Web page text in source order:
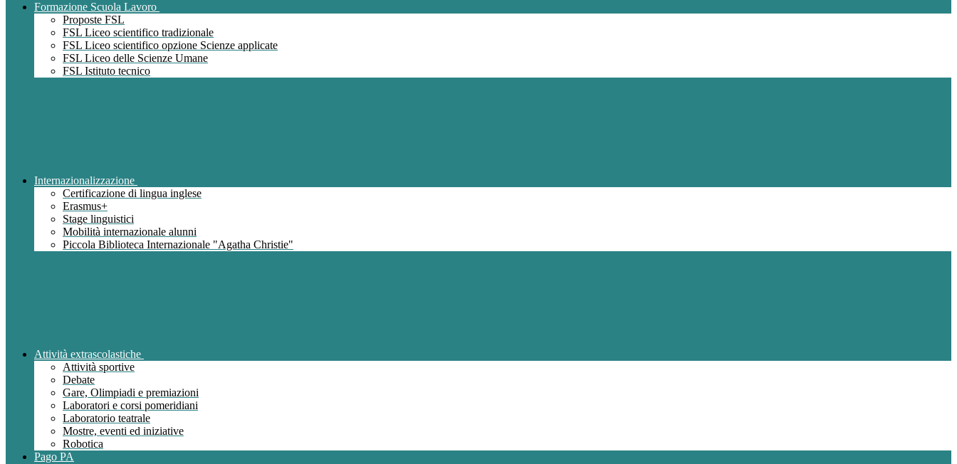
Formazione Scuola Lavoro
Proposte FSL
FSL Liceo scientifico tradizionale
FSL Liceo scientifico opzione Scienze applicate
FSL Liceo delle Scienze Umane
FSL Istituto tecnico
Internazionalizzazione
Certificazione di lingua inglese
Erasmus+
Stage linguistici
Mobilità internazionale alunni
Piccola Biblioteca Internazionale "Agatha Christie"
Attività extrascolastiche
Attività sportive
Debate
Gare, Olimpiadi e premiazioni
Laboratori e corsi pomeridiani
Laboratorio teatrale
Mostre, eventi ed iniziative
Robotica
Pago PA